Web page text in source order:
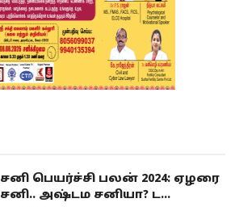
சனி பெயர்ச்சி பலன் 2024: ஏழரை
சனி.. அஷ்டம சனியா? ட...